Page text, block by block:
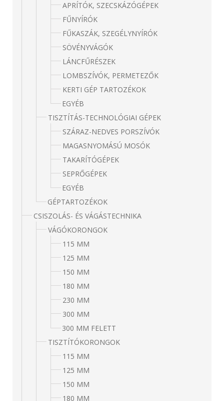
APRÍTÓK, SZECSKÁZÓGÉPEK
FŰNYÍRÓK
FŰKASZÁK, SZEGÉLYNYÍRÓK
SÖVÉNYVÁGÓK
LÁNCFŰRÉSZEK
LOMBSZÍVÓK, PERMETEZŐK
KERTI GÉP TARTOZÉKOK
EGYÉB
TISZTÍTÁS-TECHNOLÓGIAI GÉPEK
SZÁRAZ-NEDVES PORSZÍVÓK
MAGASNYOMÁSÚ MOSÓK
TAKARÍTÓGÉPEK
SEPRŐGÉPEK
EGYÉB
GÉPTARTOZÉKOK
CSISZOLÁS- ÉS VÁGÁSTECHNIKA
VÁGÓKORONGOK
115 MM
125 MM
150 MM
180 MM
230 MM
300 MM
300 MM FELETT
TISZTÍTÓKORONGOK
115 MM
125 MM
150 MM
180 MM